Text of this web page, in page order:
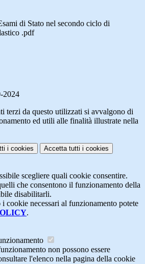
di Stato nel secondo ciclo di
.pdf
2024
terzi da questo utilizzati si avvalgono di
ed utili alle finalità illustrate nella
i cookies Accetta tutti i cookies
scegliere quali cookie consentire.
che consentono il funzionamento della
disabilitarli.
cookie necessari al funzionamento potete
.
non possono essere
l'elenco nella pagina della cookie